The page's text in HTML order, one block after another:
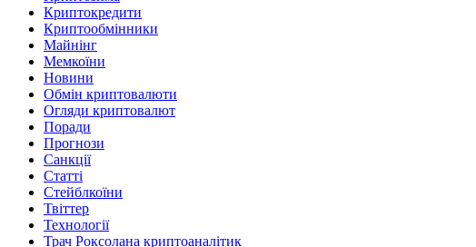
Криптокредити
Криптообмінники
Майнінг
Мемкоїни
Новини
Обмін криптовалюти
Огляди криптовалют
Поради
Прогнози
Санкції
Статті
Стейблкоїни
Твіттер
Технології
Трач Роксолана криптоаналітик